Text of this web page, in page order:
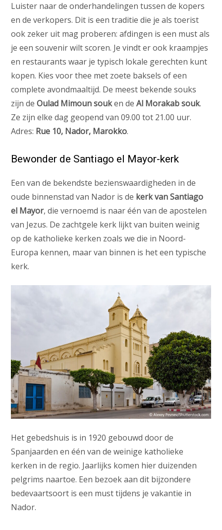
Luister naar de onderhandelingen tussen de kopers
en de verkopers. Dit is een traditie die je als toerist
ook zeker uit mag proberen: afdingen is een must als
je een souvenir wilt scoren. Je vindt er ook kraampjes
en restaurants waar je typisch lokale gerechten kunt
kopen. Kies voor thee met zoete baksels of een
complete avondmaaltijd. De meest bekende souks
zijn deOulad Mimoun souken deAl Morakab souk.
Ze zijn elke dag geopend van 09.00 tot 21.00 uur.
Adres: Rue 10, Nador, Marokko.
Bewonder de Santiago el Mayor-kerk
Een van de bekendste bezienswaardigheden in de
oude binnenstad van Nador is de kerk van Santiago
el Mayor, die vernoemd is naar één van de apostelen
van Jezus. De zachtgele kerk lijkt van buiten weinig
op de katholieke kerken zoals we die in Noord-
Europa kennen, maar van binnen is het een typische
kerk.
Het gebedshuis is in 1920 gebouwd door de
Spanjaarden en één van de weinige katholieke
kerken in de regio. Jaarlijks komen hier duizenden
pelgrims naartoe. Een bezoek aan dit bijzondere
bedevaartsoort is een must tijdens je vakantie in
Nador.